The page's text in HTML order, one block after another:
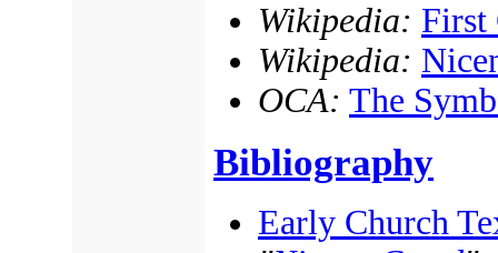
Wikipedia: First
Wikipedia:
OCA: The
Bibliography
Early Church